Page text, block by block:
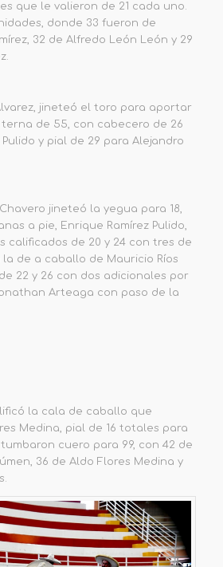
que le valieron de 21 cada uno.
donde 33 fueron de
32 de Alfredo León León y 29
jineteó el toro para aportar
de 55, con cabecero de 26
y pial de 29 para Alejandro
jineteó la yegua para 18,
a pie, Enrique Ramírez Pulido,
calificados de 20 y 24 con tres de
de a caballo de Mauricio Ríos
22 y 26 con dos adicionales por
Arteaga con paso de la
la cala de caballo que
Medina, pial de 16 totales para
cuero para 99, con 42 de
36 de Aldo Flores Medina y